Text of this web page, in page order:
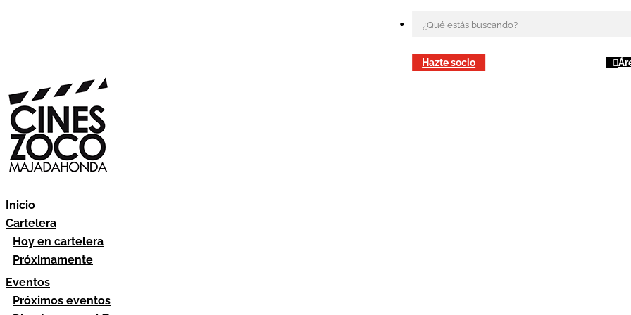
Hazte socio
Inicio
Cartelera
Hoy en cartelera
Próximamente
Eventos
Próximos eventos